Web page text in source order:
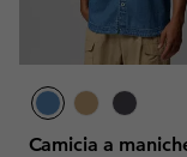
Camicia a